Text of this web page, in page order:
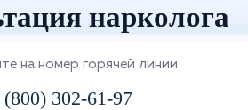
нарколога
на номер горячей линии
(800) 302-61-97